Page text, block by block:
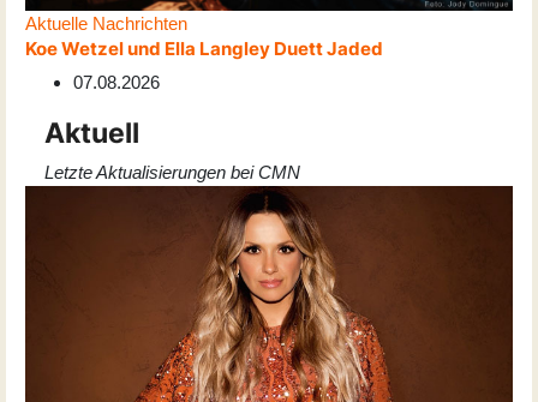
Aktuelle Nachrichten
Koe Wetzel und Ella Langley Duett Jaded
07.08.2026
Aktuell
Letzte Aktualisierungen bei CMN